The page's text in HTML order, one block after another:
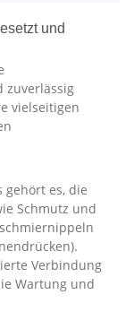
und
zuverlässig
vielseitigen
gehört es, die
Schmutz und
Verbindung
Wartung und